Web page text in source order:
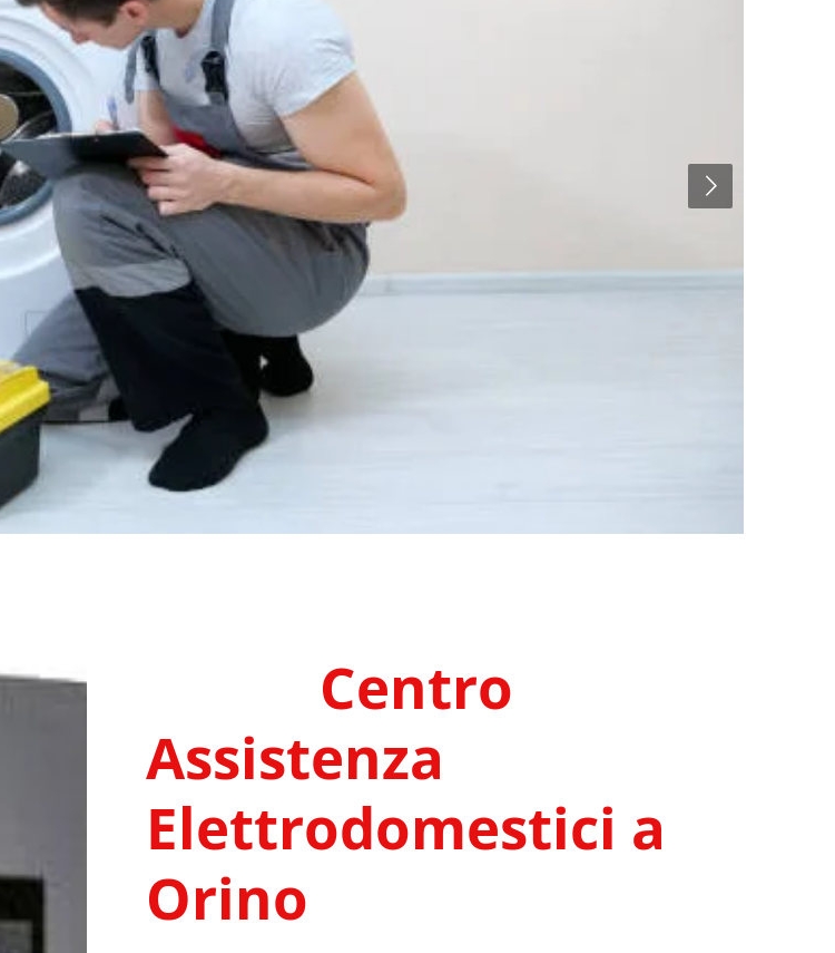
Centro
Assistenza
Elettrodomestici a
Orino